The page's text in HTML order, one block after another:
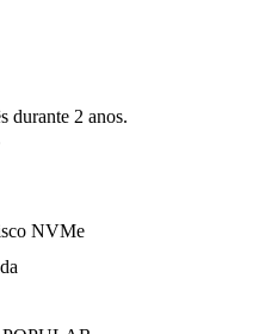
durante 2 anos.
NVMe